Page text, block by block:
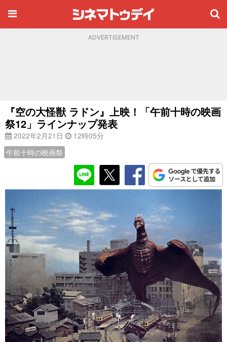
ADVERTISEMENT
『空の大怪獣 ラドン』上映！「午前十時の映画
祭12」ラインナップ発表
2022年2月21日
12時05分
午前十時の映画祭